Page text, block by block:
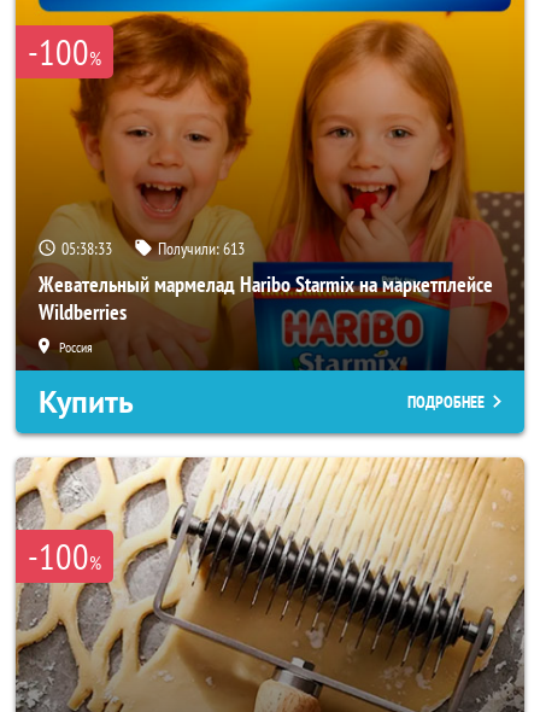
-100%
05:38:31 Получили:613
Жевательный мармелад Haribo Starmix на маркетплейсе
Wildberries
Россия
Купить ПОДРОБНЕЕ
-100%